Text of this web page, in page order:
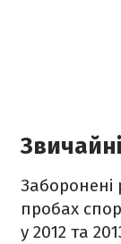
пробах
у 2012 та